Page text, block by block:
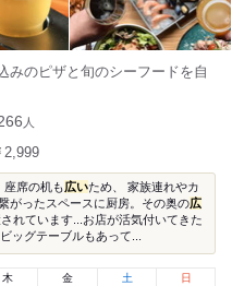
みのピザと旬のシーフードを自
人
2,999
座席の机も広いため、 家族連れやカ
がったスペースに厨房。その奥の広
れています...お店が活気付いてきた
ッグテーブルもあって...
木 金 土 日